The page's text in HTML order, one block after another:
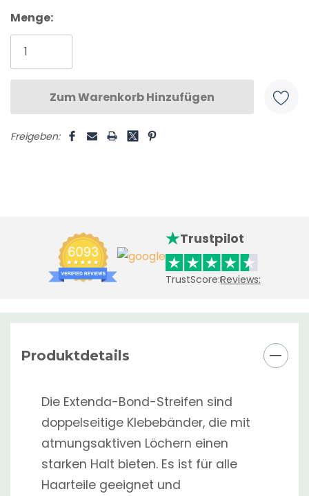
Aktueller
Lagerbestand:
Menge:
Freigeben:
Trustpilot
TrustScore:Reviews:
Produktdetails
Die Extenda-Bond-Streifen sind
doppelseitige Klebebänder, die mit
atmungsaktiven Löchern einen
starken Halt bieten. Es ist für alle
Haarteile geeignet und